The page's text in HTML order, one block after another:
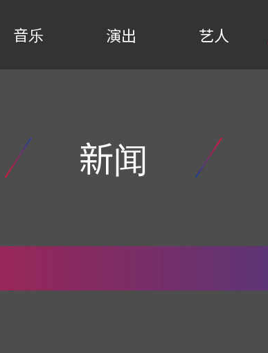
音乐 演出 艺人
新闻